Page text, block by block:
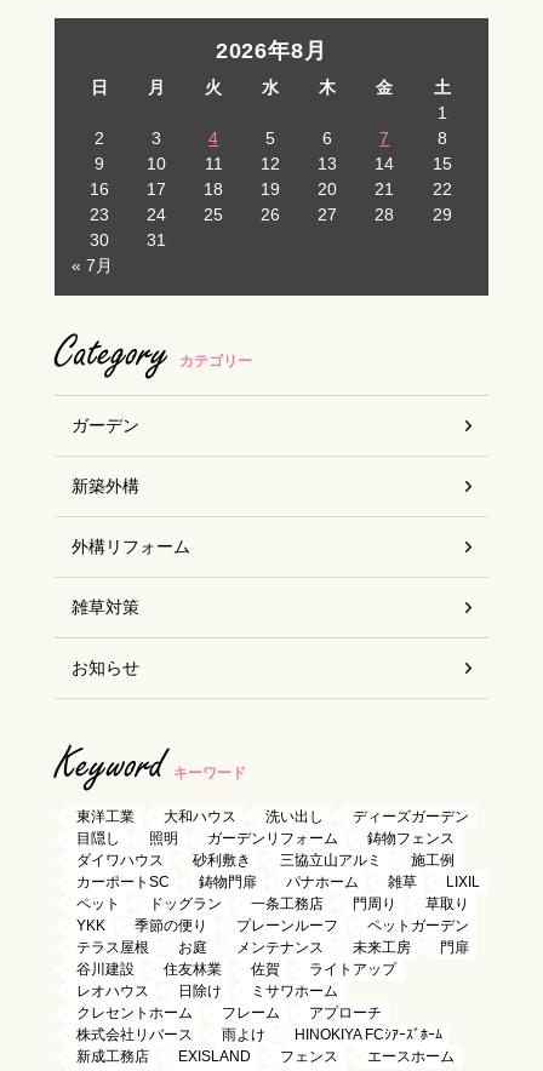
2026年8月
日 月 火 水 木 金
土
1
2
3 4 5 6 7
8
9
10 11 12 13 14
15
16
17 18 19 20 21
22
23
24 25 26 27 28
29
30
31
« 7月
Category カテゴリー
ガーデン
新築外構
外構リフォーム
雑草対策
お知らせ
Keyword キーワード
東洋工業 大和ハウス 洗い出し
ディーズガーデン
目隠し
照明 ガーデンリフォーム
鋳物フェンス
ダイワハウス
砂利敷き 三協立山アルミ
施工例
カーポートSC
鋳物門扉 パナホーム 雑草
LIXIL
ペット
ドッグラン 一条工務店 門周り
草取り
YKK
季節の便り プレーンルーフ
ペットガーデン
テラス屋根
お庭 メンテナンス 未来工房
門扉
谷川建設
住友林業 佐賀
ライトアップ
レオハウス
日除け
ミサワホーム
クレセントホーム
フレーム
アプローチ
株式会社リバース
雨よけ
HINOKIYA FCｼｱｰｽﾞﾎｰﾑ
新成工務店
EXISLAND フェンス
エースホーム